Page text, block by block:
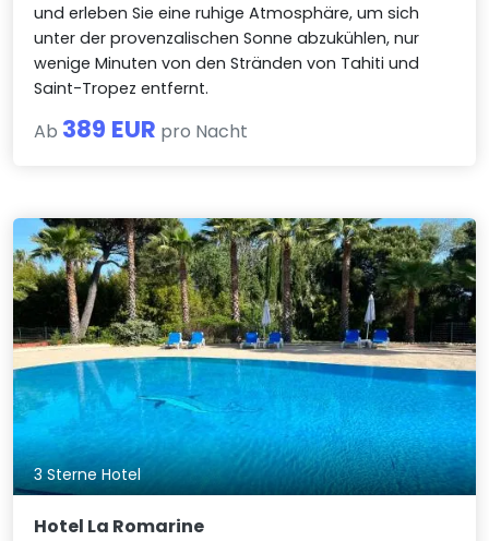
und erleben Sie eine ruhige Atmosphäre, um sich
unter der provenzalischen Sonne abzukühlen, nur
wenige Minuten von den Stränden von Tahiti und
Saint-Tropez entfernt.
Ab 389 EUR pro Nacht
3 Sterne Hotel
Hotel La Romarine